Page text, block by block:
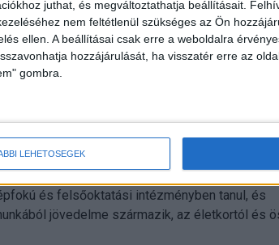
juthat, és megváltoztathatja beállításait.
nem feltétlenül szükséges az Ön
ellen. A beállításai csak erre a weboldalra
hozzájárulását, ha visszatér erre az
gombra.
LEHETŐSÉGEK
diák munkabéréből vagy megbízási
az időszakra másik államban nem vett és
– ideértve a Magyarországon
adózik. Külföldi adóügyi
és felsőoktatási intézményben tanul, és
jövedelme származik, az életkortól és